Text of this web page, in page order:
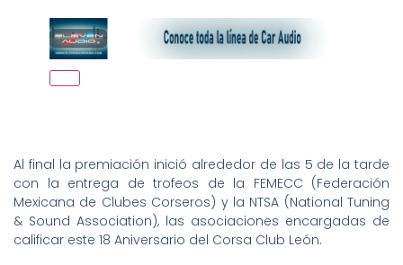
Al final la premiación inició alrededor de las 5 de la tarde
con la entrega de trofeos de la FEMECC (Federación
Mexicana de Clubes Corseros) y la NTSA (National Tuning
& Sound Association), las asociaciones encargadas de
calificar este 18 Aniversario del Corsa Club León.